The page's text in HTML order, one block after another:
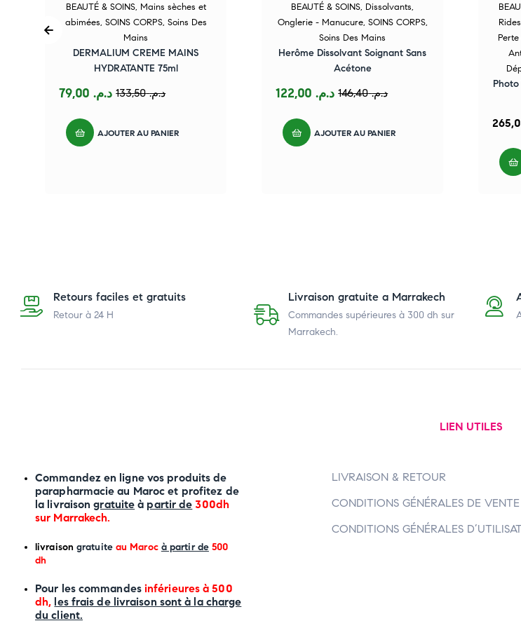
BEAUTÉ & SOINS, Mains sèches et
abimées, SOINS CORPS, Soins Des
Mains
DERMALIUM CREME MAINS
HYDRATANTE 75ml
د.م.133,50 د.م.
AJOUTER AU PANIER
BEAUTÉ & SOINS, Dissolvants,
Onglerie - Manucure, SOINS CORPS,
Soins Des Mains
Herôme Dissolvant Soignant Sans
Acétone
د.م.146,40 د.م.
AJOUTER AU PANIER
Retours faciles et gratuits
Retour à 24 H
Livraison gratuite a Marrakech
Commandes supérieures à 300 dhsur
Marrakech.
Commandez en ligne vos produits de
parapharmacie au Maroc et profitez de
la livraisongratuite à partir de 300dh
sur Marrakech.
livraison gratuiteau Maroc à partir de500
dh
Pour les commandes inférieures à 500
dh, les frais de livraison sont à la charge
du client.
LIEN UTILES
LIVRAISON & RETOUR
CONDITIONS GÉNÉRALES DE VENTE
CONDITIONS GÉNÉRALES